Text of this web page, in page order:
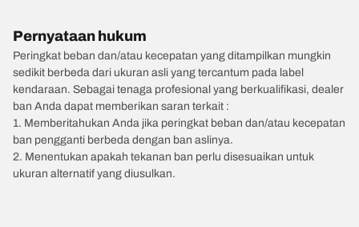
Pernyataan hukum
Peringkat beban dan/atau kecepatan yang ditampilkan mungkin
sedikit berbeda dari ukuran asli yang tercantum pada label
kendaraan. Sebagai tenaga profesional yang berkualifikasi, dealer
ban Anda dapat memberikan saran terkait :
1. Memberitahukan Anda jika peringkat beban dan/atau kecepatan
ban pengganti berbeda dengan ban aslinya.
2. Menentukan apakah tekanan ban perlu disesuaikan untuk
ukuran alternatif yang diusulkan.